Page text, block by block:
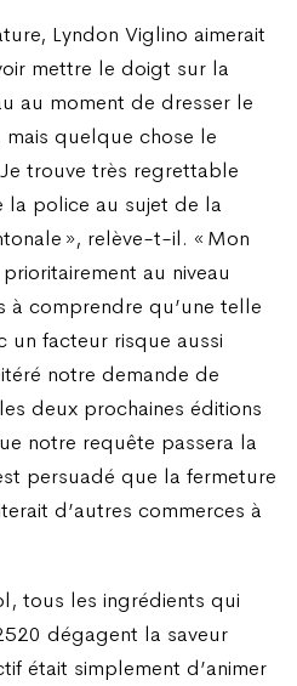
Lyndon Viglino aimerait
mettre le doigt sur la
au moment de dresser le
mais quelque chose le
trouve très regrettable
la police au sujet de la
», relève-t-il. « Mon
au niveau
à comprendre qu’une telle
un facteur risque aussi
notre demande de
deux prochaines éditions
notre requête passera la
persuadé que la fermeture
d’autres commerces à
tous les ingrédients qui
dégagent la saveur
était simplement d’animer